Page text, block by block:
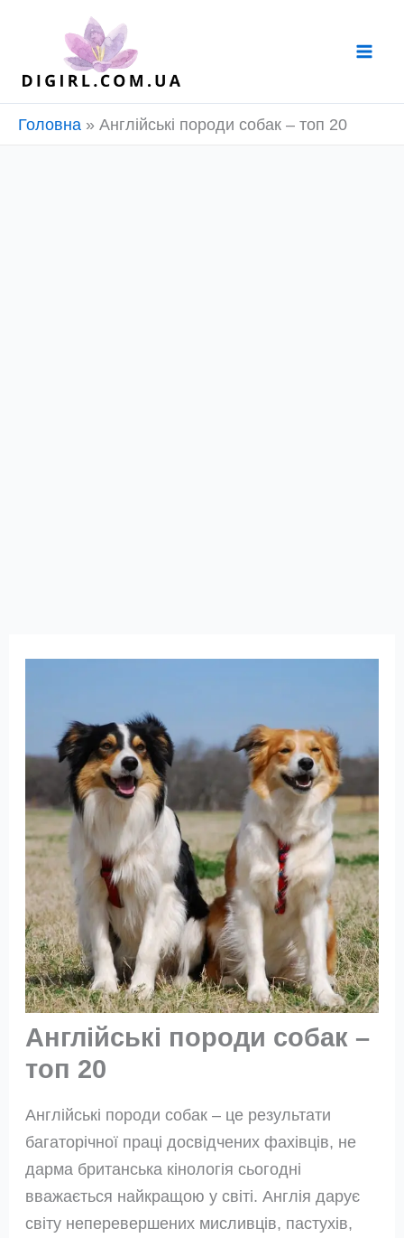
Головна » Англійські породи собак – топ 20
Англійські породи собак –
топ 20
Англійські породи собак – це результати
багаторічної праці досвідчених фахівців, не
дарма британська кінологія сьогодні
вважається найкращою у світі. Англія дарує
світу неперевершених мисливців, пастухів,